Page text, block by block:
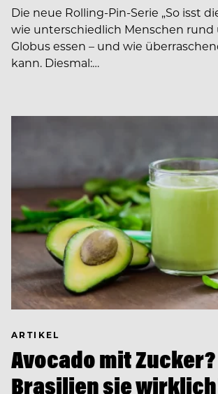
Die neue Rolling-Pin-Serie „So isst
wie unterschiedlich Menschen rund
Globus essen – und wie
kann. Diesmal:…
ARTIKEL
Avocado mit
Brasilien sie